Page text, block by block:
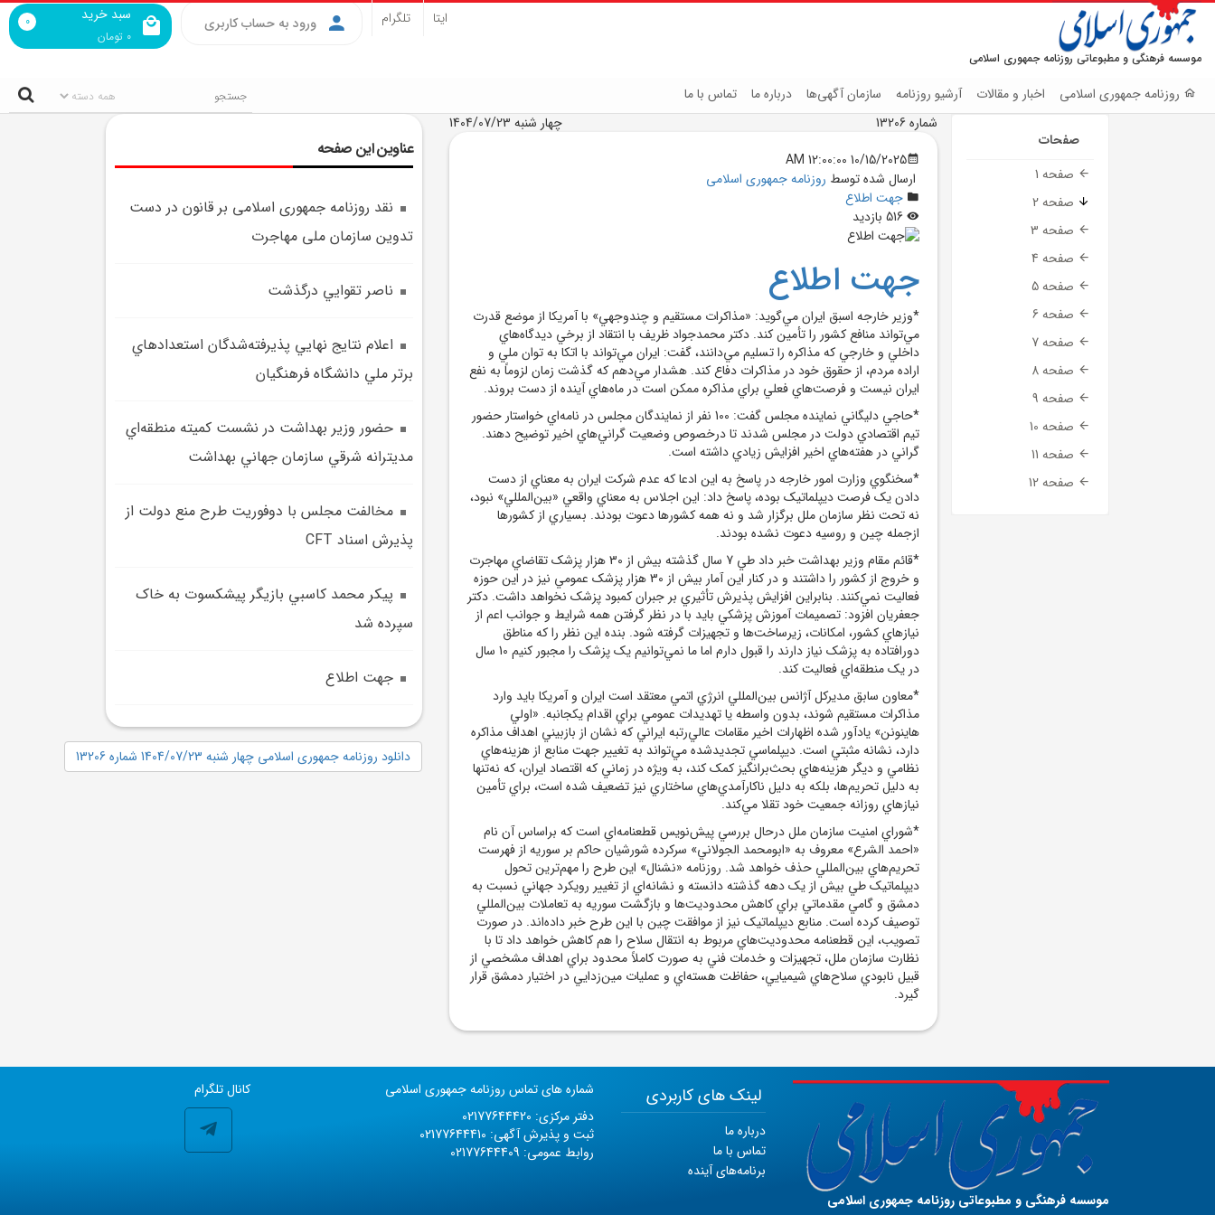
موسسه فرهنگی و مطبوعاتی روزنامه جمهوری اسلامی
سبد خرید
0 تومان
0 ورود به حساب کاربری ایتا تلگرام
روزنامه جمهوری اسلامی اخبار و مقالات آرشیو روزنامه سازمان آگهی‌ها درباره ما تماس با ما
صفحات
صفحه 1
صفحه 2
صفحه 3
صفحه 4
صفحه 5
صفحه 6
صفحه 7
صفحه 8
صفحه 9
صفحه 10
صفحه 11
صفحه 12
شماره 13206
چهار شنبه 1404/07/23
10/15/2025 12:00:00 AM
ارسال شده توسط روزنامه جمهوری اسلامی
جهت اطلاع
جهت اطلاع
*وزير خارجه اسبق ايران مي‌گويد: «مذاکرات مستقيم و چندوجهي» با آمريکا از موضع قدرت
مي‌تواند منافع کشور را تأمين کند. دکتر محمدجواد ظريف با انتقاد از برخي ديدگاه‌هاي
داخلي و خارجي که مذاکره را تسليم مي‌دانند، گفت: ايران مي‌تواند با اتکا به توان ملي و
اراده مردم، از حقوق خود در مذاکرات دفاع کند. هشدار مي‌دهم که گذشت زمان لزوماً به نفع
ايران نيست و فرصت‌هاي فعلي براي مذاکره ممکن است در ماه‌هاي آينده از دست بروند.
*حاجي دليگاني نماينده مجلس گفت: 100 نفر از نمايندگان مجلس در نامه‌اي خواستار حضور
تيم اقتصادي دولت در مجلس شدند تا درخصوص وضعيت گراني‌هاي اخير توضيح دهند.
گراني‌ در هفته‌هاي اخير افزايش زيادي داشته است.
*سخنگوي وزارت امور خارجه در پاسخ به اين ادعا که‌ عدم شرکت ايران به معناي از دست
دادن يک فرصت ديپلماتيک بوده، پاسخ داد: اين اجلاس به معناي واقعي «بين‌المللي» نبود،
نه تحت نظر سازمان ملل برگزار شد و نه همه کشورها دعوت بودند. بسياري از کشورها
ازجمله چين و روسيه دعوت نشده بودند.
*قائم مقام وزير بهداشت خبر داد طي 7 سال گذشته بيش از 30 هزار پزشک تقاضاي مهاجرت
و خروج از کشور را داشتند و در کنار اين آمار بيش از 30 هزار پزشک عمومي نيز در اين حوزه
فعاليت نمي‌کنند. بنابراين افزايش پذيرش تأثيري بر جبران کمبود پزشک نخواهد داشت. دکتر
جعفريان افزود: تصميمات آموزش پزشکي بايد با در نظر گرفتن همه شرايط و جوانب اعم از
نيازهاي کشور، امکانات، زيرساخت‌ها و تجهيزات گرفته شود. بنده اين نظر را که مناطق
دورافتاده به پزشک نياز دارند را قبول دارم اما ما نمي‌توانيم يک پزشک را مجبور کنيم 10 سال
در يک منطقه‌اي فعاليت کند.
*معاون سابق مديرکل آژانس بين‌المللي انرژي اتمي معتقد است ايران و آمريکا بايد وارد
مذاکرات مستقيم شوند، بدون واسطه يا تهديدات عمومي براي اقدام يکجانبه. «اولي
هاينونن» يادآور شده اظهارات اخير مقامات عالي‌رتبه ايراني که نشان از بازبيني اهداف مذاکره
دارد، نشانه مثبتي است. ديپلماسي تجديدشده مي‌تواند به تغيير جهت منابع از هزينه‌هاي
نظامي و ديگر هزينه‌هاي بحث‌برانگيز کمک کند، به ويژه در زماني که اقتصاد ايران، که نه‌تنها
به دليل تحريم‌ها، بلکه به دليل ناکارآمدي‌هاي ساختاري نيز تضعيف شده است، براي تأمين
نيازهاي روزانه جمعيت خود تقلا مي‌کند.
*شوراي امنيت سازمان ملل درحال بررسي پيش‌نويس قطعنامه‌اي است که براساس آن نام
«احمد الشرع» معروف به «ابومحمد الجولاني» سرکرده شورشيان حاکم بر سوريه از فهرست
تحريم‌هاي بين‌المللي حذف خواهد شد. روزنامه «نشنال» اين طرح را مهم‌ترين تحول
ديپلماتيک طي بيش از يک دهه گذشته دانسته و نشانه‌اي از تغيير رويکرد جهاني نسبت به
دمشق و گامي مقدماتي براي کاهش محدوديت‌ها و بازگشت سوريه به تعاملات بين‌المللي
توصيف کرده است. منابع ديپلماتيک نيز از موافقت چين با اين طرح خبر داده‌اند. در صورت
تصويب، اين قطعنامه محدوديت‌هاي مربوط به انتقال سلاح را هم کاهش خواهد داد تا با
نظارت سازمان ملل، تجهيزات و خدمات فني به‌ صورت کاملاً محدود براي اهداف مشخصي از
قبيل نابودي سلاح‌هاي شيميايي، حفاظت هسته‌اي و عمليات مين‌زدايي در اختيار دمشق قرار
گيرد.
عناوین این صفحه
نقد روزنامه جمهوری اسلامی بر قانون در دست
تدوین سازمان ملی مهاجرت
ناصر تقوايي درگذشت
اعلام نتايج نهايي پذيرفته‌شدگان استعداد‌هاي
برتر ملي دانشگاه فرهنگيان
حضور وزير بهداشت در نشست کميته منطقه‌اي
مديترانه شرقي سازمان جهاني بهداشت
مخالفت مجلس با دوفوريت طرح منع دولت از
پذيرش اسناد CFT
پيکر محمد کاسبي بازيگر پيشکسوت به خاک
سپرده شد
جهت اطلاع
دانلود روزنامه جمهوری اسلامی چهار شنبه 1404/07/23 شماره 13206
کانال تلگرام
شماره های تماس روزنامه جمهوری اسلامی
دفتر مرکزی: 02177644420
ثبت و پذیرش آگهی: 02177644410
روابط عمومی: 02177644409
لینک های کاربردی
درباره ما
تماس با ما
برنامه‌های آینده
موسسه فرهنگی و مطبوعاتی روزنامه جمهوری اسلامی